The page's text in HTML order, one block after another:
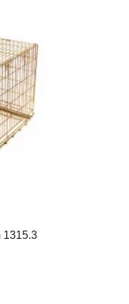
1315.3